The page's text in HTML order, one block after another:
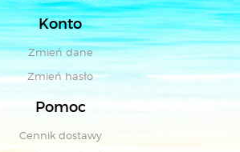
Konto
Zmień dane
Zmień hasło
Pomoc
Cennik dostawy